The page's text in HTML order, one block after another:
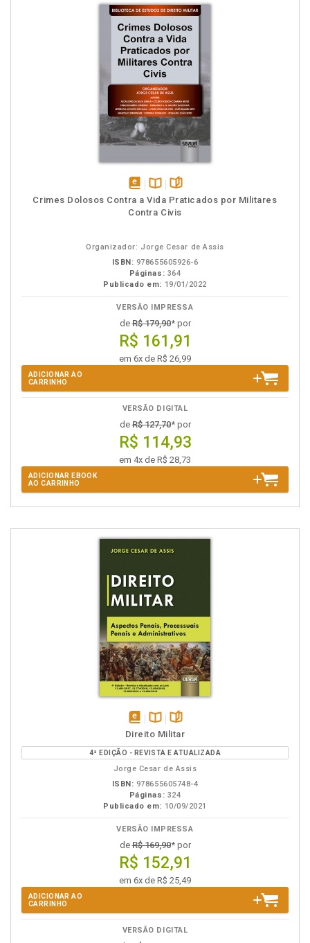
disponível
em
Disponível
na
páginas
Crimes Dolosos Contra a Vida Praticados por Militares
Contra Civis
Organizador: Jorge Cesar de Assis
ISBN: 978655605926-6
Páginas: 364
Publicado em: 19/01/2022
VERSÃO IMPRESSA
deR$ 179,90* por
R$ 161,91
em 6x de R$ 26,99
ADICIONAR AO
CARRINHO
VERSÃO DIGITAL
deR$ 127,70* por
R$ 114,93
em 4x de R$ 28,73
ADICIONAR EBOOK
AO CARRINHO
disponível
em
eBook
Disponível
na
B.V.
páginas
Direito Militar
4ª EDIÇÃO - REVISTA E ATUALIZADA
Jorge Cesar de Assis
ISBN: 978655605748-4
Páginas: 324
Publicado em: 10/09/2021
VERSÃO IMPRESSA
deR$ 169,90* por
R$ 152,91
em 6x de R$ 25,49
ADICIONAR AO
CARRINHO
VERSÃO DIGITAL